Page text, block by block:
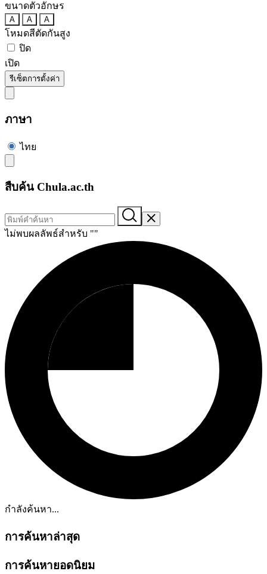
ขนาดตัวอักษร
A A A
โหมดสีตัดกันสูง
ปิด
เปิด
รีเซ็ตการตั้งค่า
ภาษา
ไทย
สืบค้น Chula.ac.th
ไม่พบผลลัพธ์สำหรับ ""
กำลังค้นหา...
การค้นหาล่าสุด
การค้นหายอดนิยม